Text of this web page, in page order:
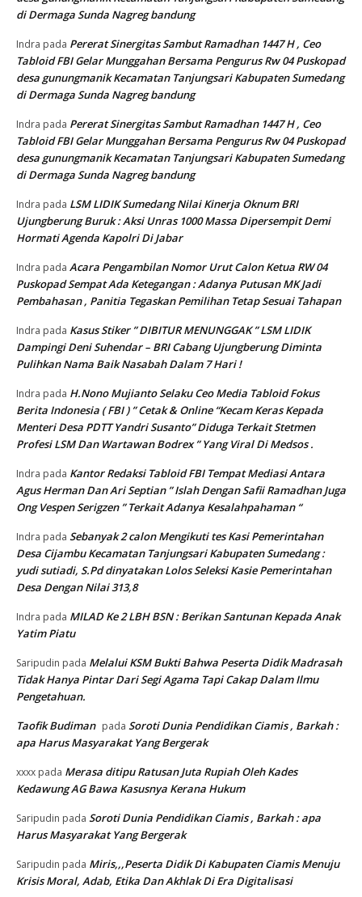
di Dermaga Sunda Nagreg bandung
Indra pada Pererat Sinergitas Sambut Ramadhan 1447 H , Ceo
Tabloid FBI Gelar Munggahan Bersama Pengurus Rw 04 Puskopad
desa gunungmanik Kecamatan Tanjungsari Kabupaten Sumedang
di Dermaga Sunda Nagreg bandung
Indra pada Pererat Sinergitas Sambut Ramadhan 1447 H , Ceo
Tabloid FBI Gelar Munggahan Bersama Pengurus Rw 04 Puskopad
desa gunungmanik Kecamatan Tanjungsari Kabupaten Sumedang
di Dermaga Sunda Nagreg bandung
Indra pada LSM LIDIK Sumedang Nilai Kinerja Oknum BRI
Ujungberung Buruk : Aksi Unras 1000 Massa Dipersempit Demi
Hormati Agenda Kapolri Di Jabar
Indra pada Acara Pengambilan Nomor Urut Calon Ketua RW 04
Puskopad Sempat Ada Ketegangan : Adanya Putusan MK Jadi
Pembahasan , Panitia Tegaskan Pemilihan Tetap Sesuai Tahapan
Indra pada Kasus Stiker ” DIBITUR MENUNGGAK ” LSM LIDIK
Dampingi Deni Suhendar – BRI Cabang Ujungberung Diminta
Pulihkan Nama Baik Nasabah Dalam 7 Hari !
Indra pada H.Nono Mujianto Selaku Ceo Media Tabloid Fokus
Berita Indonesia ( FBI ) ” Cetak & Online “Kecam Keras Kepada
Menteri Desa PDTT Yandri Susanto” Diduga Terkait Stetmen
Profesi LSM Dan Wartawan Bodrex ” Yang Viral Di Medsos .
Indra pada Kantor Redaksi Tabloid FBI Tempat Mediasi Antara
Agus Herman Dan Ari Septian ” Islah Dengan Safii Ramadhan Juga
Ong Vespen Serigzen ” Terkait Adanya Kesalahpahaman “
Indra pada Sebanyak 2 calon Mengikuti tes Kasi Pemerintahan
Desa Cijambu Kecamatan Tanjungsari Kabupaten Sumedang :
yudi sutiadi, S.Pd dinyatakan Lolos Seleksi Kasie Pemerintahan
Desa Dengan Nilai 313,8
Indra pada MILAD Ke 2 LBH BSN : Berikan Santunan Kepada Anak
Yatim Piatu
Saripudin pada Melalui KSM Bukti Bahwa Peserta Didik Madrasah
Tidak Hanya Pintar Dari Segi Agama Tapi Cakap Dalam Ilmu
Pengetahuan.
Taofik Budiman pada Soroti Dunia Pendidikan Ciamis , Barkah :
apa Harus Masyarakat Yang Bergerak
xxxx pada Merasa ditipu Ratusan Juta Rupiah Oleh Kades
Kedawung AG Bawa Kasusnya Kerana Hukum
Saripudin pada Soroti Dunia Pendidikan Ciamis , Barkah : apa
Harus Masyarakat Yang Bergerak
Saripudin pada Miris,,,Peserta Didik Di Kabupaten Ciamis Menuju
Krisis Moral, Adab, Etika Dan Akhlak Di Era Digitalisasi